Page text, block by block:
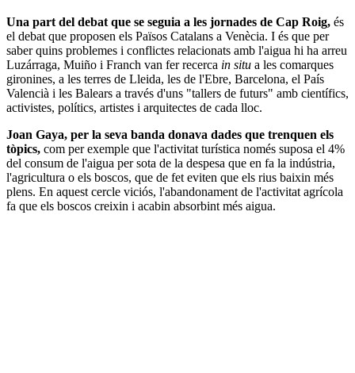
Una part del debat que se seguia a les jornades de Cap Roig, és
el debat que proposen els Països Catalans a Venècia. I és que per
saber quins problemes i conflictes relacionats amb l'aigua hi ha arreu
Luzárraga, Muiño i Franch van fer recerca in situ a les comarques
gironines, a les terres de Lleida, les de l'Ebre, Barcelona, el País
Valencià i les Balears a través d'uns "tallers de futurs" amb científics,
activistes, polítics, artistes i arquitectes de cada lloc.
Joan Gaya, per la seva banda donava dades que trenquen els
tòpics, com per exemple que l'activitat turística només suposa el 4%
del consum de l'aigua per sota de la despesa que en fa la indústria,
l'agricultura o els boscos, que de fet eviten que els rius baixin més
plens. En aquest cercle viciós, l'abandonament de l'activitat agrícola
fa que els boscos creixin i acabin absorbint més aigua.